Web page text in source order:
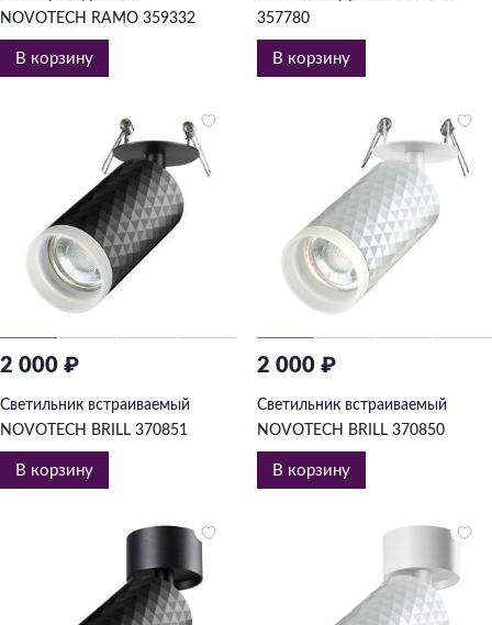
NOVOTECH RAMO 359332
В корзину
357780
В корзину
2 000 ₽
Светильник встраиваемый
NOVOTECH BRILL 370851
В корзину
2 000 ₽
Светильник встраиваемый
NOVOTECH BRILL 370850
В корзину